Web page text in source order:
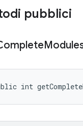
pubblici
int